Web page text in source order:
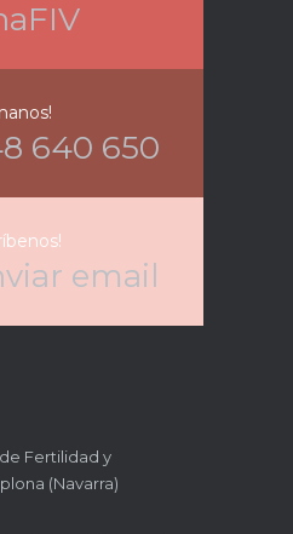
640 650
email
Fertilidad y
(Navarra)